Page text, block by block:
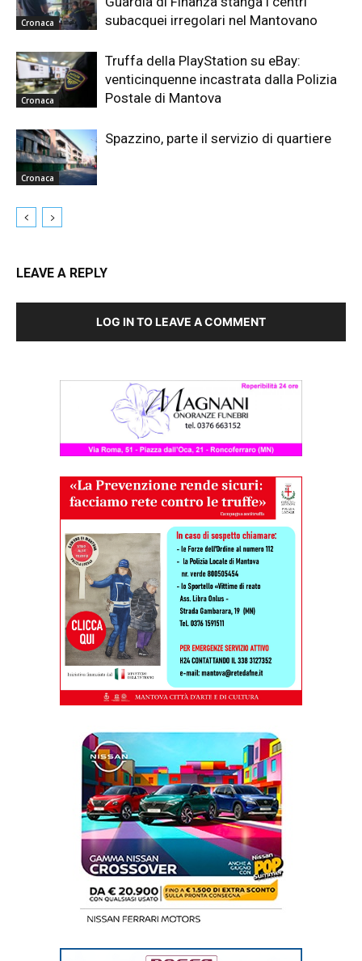
Cronaca
subacquei irregolari nel Mantovano
Cronaca
Truffa della PlayStation su eBay:
venticinquenne incastrata dalla Polizia
Postale di Mantova
Cronaca
Spazzino, parte il servizio di quartiere
LEAVE A REPLY
LOG IN TO LEAVE A COMMENT